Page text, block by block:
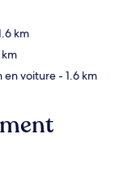
km
km
en voiture- 1.6 km